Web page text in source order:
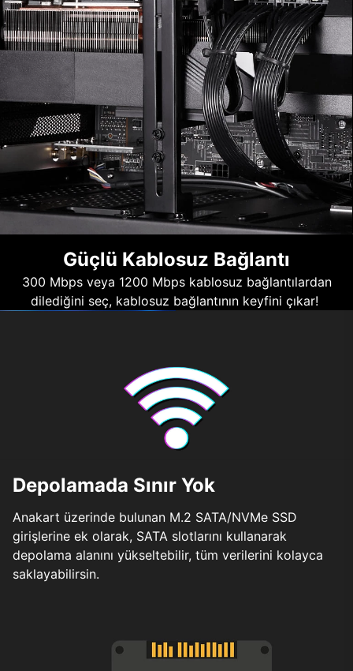
Güçlü Kablosuz Bağlantı
300 Mbps veya 1200 Mbps kablosuz bağlantılardan
dilediğini seç, kablosuz bağlantının keyfini çıkar!
Depolamada Sınır Yok
Anakart üzerinde bulunan M.2 SATA/NVMe SSD
girişlerine ek olarak, SATA slotlarını kullanarak
depolama alanını yükseltebilir, tüm verilerini kolayca
saklayabilirsin.